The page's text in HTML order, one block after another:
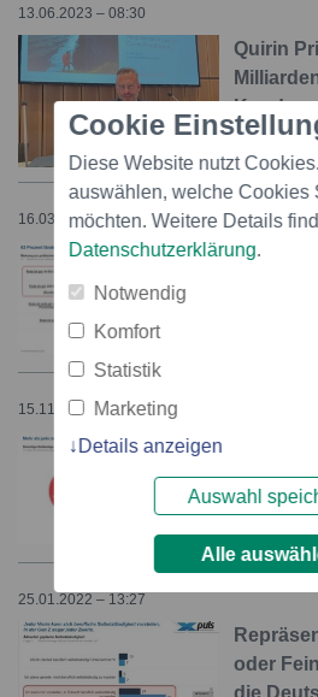
13.06.2023 – 08:30
Quirin
16.03.2023 – 12:10
63 %
15.11.2022 – 14:42
Frauen
Spaß bei
25.01.2022 – 13:27
oder
die
Cookie
Diese Website nutzt
auswählen, welche Cookies
möchten. Weitere Details
Datenschutzerklärung.
Notwendig
Komfort
Statistik
Marketing
Details anzeigen
Auswahl
Alle